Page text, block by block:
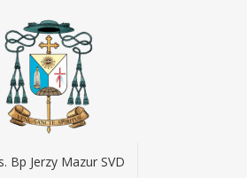
Bp Jerzy Mazur SVD